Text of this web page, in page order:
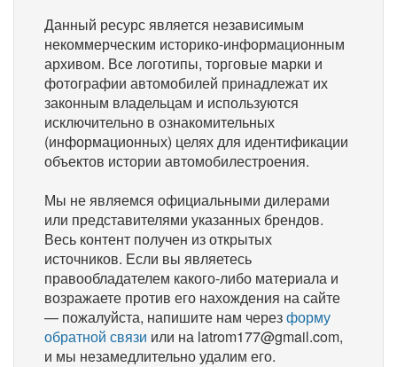
Данный ресурс является независимым
некоммерческим историко-информационным
архивом. Все логотипы, торговые марки и
фотографии автомобилей принадлежат их
законным владельцам и используются
исключительно в ознакомительных
(информационных) целях для идентификации
объектов истории автомобилестроения.
Мы не являемся официальными дилерами
или представителями указанных брендов.
Весь контент получен из открытых
источников. Если вы являетесь
правообладателем какого-либо материала и
возражаете против его нахождения на сайте
— пожалуйста, напишите нам черезформу
обратной связи или на latrom177@gmail.com,
и мы незамедлительно удалим его.